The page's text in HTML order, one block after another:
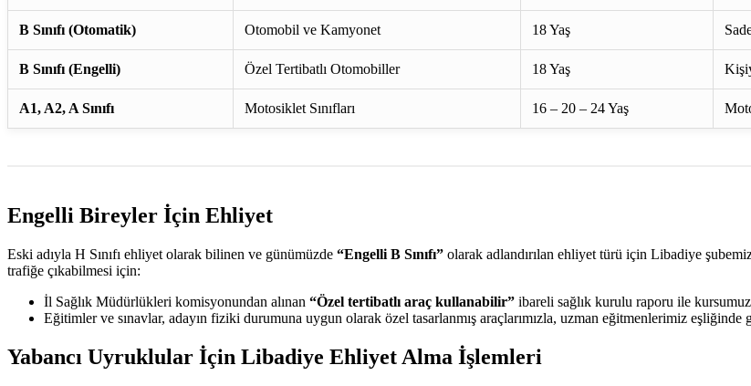
B Sınıfı (Otomatik) Otomobil ve Kamyonet 18 Yaş
B Sınıfı (Engelli) Özel Tertibatlı Otomobiller 18 Yaş
A1, A2, A Sınıfı Motosiklet Sınıfları 16 – 20 – 24 Yaş
Engelli Bireyler İçin Ehliyet
Eski adıyla H Sınıfı ehliyet olarak bilinen ve günümüzde “Engelli B Sınıfı” olarak adlandırılan ehliyet türü için Libadiye
trafiğe çıkabilmesi için:
İl Sağlık Müdürlükleri komisyonundan alınan “Özel tertibatlı araç kullanabilir” ibareli sağlık kurulu raporu ile
Eğitimler ve sınavlar, adayın fiziki durumuna uygun olarak özel tasarlanmış araçlarımızla, uzman eğitmenlerimiz eşliğinde
Yabancı Uyruklular İçin Libadiye Ehliyet Alma İşlemleri